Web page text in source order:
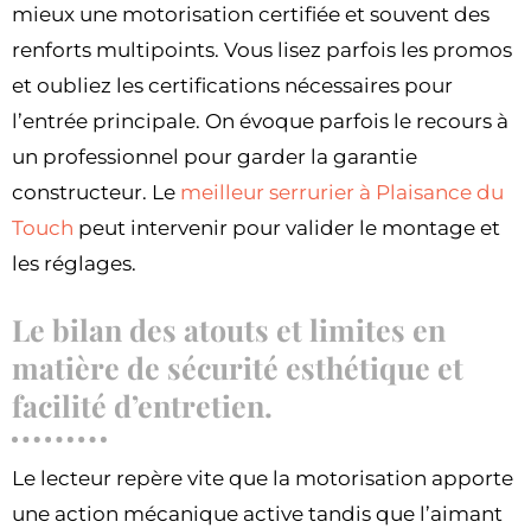
mieux une motorisation certifiée et souvent des
renforts multipoints. Vous lisez parfois les promos
et oubliez les certifications nécessaires pour
l’entrée principale. On évoque parfois le recours à
un professionnel pour garder la garantie
constructeur. Le meilleur serrurier à Plaisance du
Touch peut intervenir pour valider le montage et
les réglages.
Le bilan des atouts et limites en
matière de sécurité esthétique et
facilité d’entretien.
Le lecteur repère vite que la motorisation apporte
une action mécanique active tandis que l’aimant